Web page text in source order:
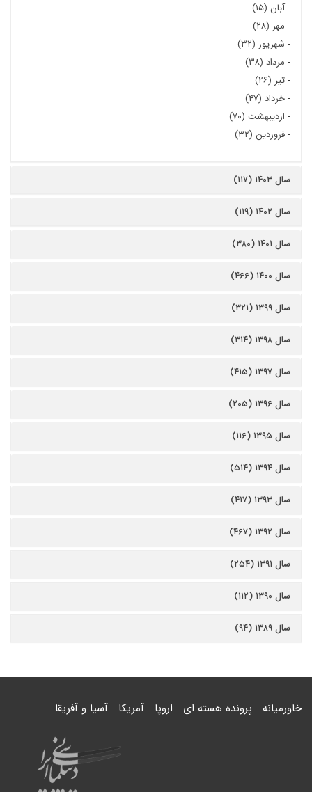
-آبان (۱۵)
- مهر (۲۸)
- شهریور (۳۲)
- مرداد (۳۸)
-تیر (۲۶)
-خرداد (۴۷)
- اردیبهشت (۷۰)
-فروردین (۳۲)
سال ۱۴۰۳ (۱۱۷)
سال ۱۴۰۲ (۱۱۹)
سال ۱۴۰۱ (۳۸۰)
سال ۱۴۰۰ (۴۶۶)
سال ۱۳۹۹ (۳۲۱)
سال ۱۳۹۸ (۳۱۴)
سال ۱۳۹۷ (۴۱۵)
سال ۱۳۹۶ (۲۰۵)
سال ۱۳۹۵ (۱۱۶)
سال ۱۳۹۴ (۵۱۴)
سال ۱۳۹۳ (۴۱۷)
سال ۱۳۹۲ (۴۶۷)
سال ۱۳۹۱ (۲۵۴)
سال ۱۳۹۰ (۱۱۲)
سال ۱۳۸۹ (۹۴)
خاورمیانه پرونده هسته ای اروپا آمریکا آسیا و آفریقا